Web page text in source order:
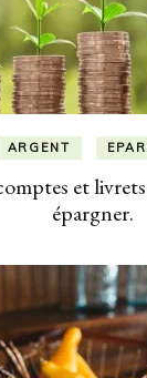
ARGENT
et
épargner.